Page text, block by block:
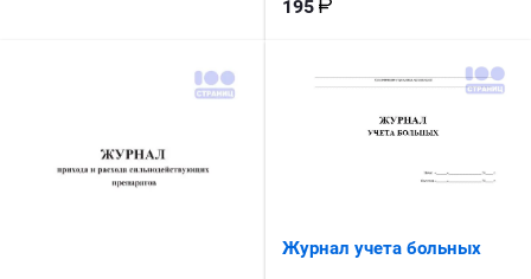
195
Журнал учета больных